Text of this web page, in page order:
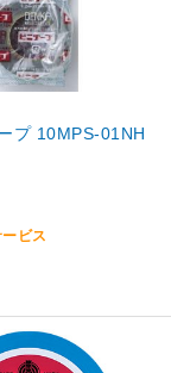
プ 10MPS-01NH
ビス